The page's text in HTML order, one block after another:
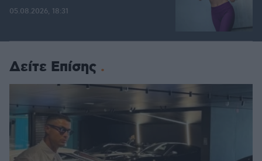
05.08.2026, 18:31
Δείτε Επίσης